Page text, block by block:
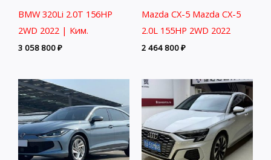
BMW 320Li 2.0T 156HP
2WD 2022 | Ким.
3 058 800₽
Mazda CX-5 Mazda CX-5
2.0L 155HP 2WD 2022
2 464 800₽